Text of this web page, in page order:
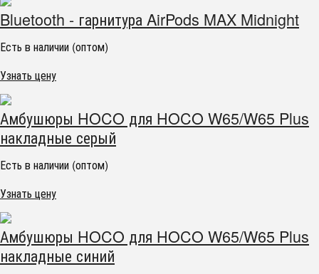
Bluetooth - гарнитура AirPods MAX Midnight
Есть в наличии (оптом)
Узнать цену
Амбушюры HOCO для HOCO W65/W65 Plus
накладные серый
Есть в наличии (оптом)
Узнать цену
Амбушюры HOCO для HOCO W65/W65 Plus
накладные синий